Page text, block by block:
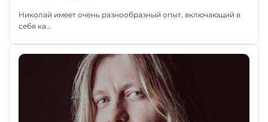
Николай имеет очень разнообразный опыт, включающий в
себя ка...